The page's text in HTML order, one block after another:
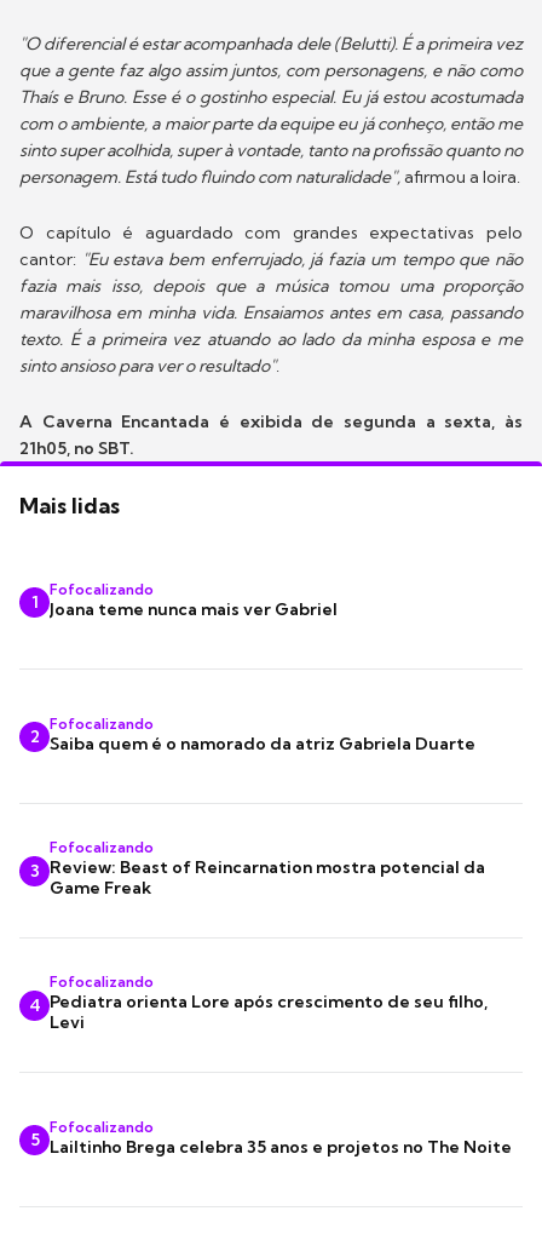
"O diferencial é estar acompanhada dele (Belutti). É a primeira vez
que a gente faz algo assim juntos, com personagens, e não como
Thaís e Bruno. Esse é o gostinho especial. Eu já estou acostumada
com o ambiente, a maior parte da equipe eu já conheço, então me
sinto super acolhida, super à vontade, tanto na profissão quanto no
personagem. Está tudo fluindo com naturalidade",afirmou a loira.
O capítulo é aguardado com grandes expectativas pelo
cantor: "Eu estava bem enferrujado, já fazia um tempo que não
fazia mais isso, depois que a música tomou uma proporção
maravilhosa em minha vida. Ensaiamos antes em casa, passando
texto. É a primeira vez atuando ao lado da minha esposa e me
sinto ansioso para ver o resultado".
A Caverna Encantada é exibida de segunda a sexta, às
21h05, no SBT.
Mais lidas
1
Fofocalizando
Joana teme nunca mais ver Gabriel
2
Fofocalizando
Saiba quem é o namorado da atriz Gabriela Duarte
3
Fofocalizando
Review: Beast of Reincarnation mostra potencial da
Game Freak
4
Fofocalizando
Pediatra orienta Lore após crescimento de seu filho,
Levi
5
Fofocalizando
Lailtinho Brega celebra 35 anos e projetos no The Noite